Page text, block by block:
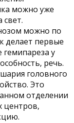
можно уже
свет.
можно по
делает первые
у
речь.
головного
Это
отделении
центров,